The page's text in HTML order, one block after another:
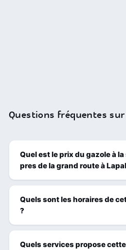
Questions fréquentes
Quel est le prix du gazole à
pres de la grand route à
Quels sont les horaires de
?
Quels services propose